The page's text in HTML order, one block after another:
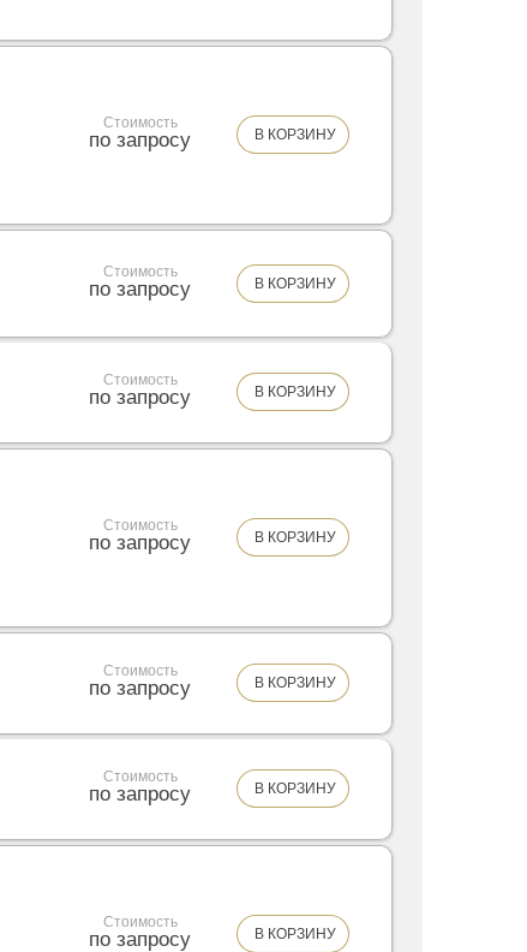
Стоимость
по запросу В КОРЗИНУ
Стоимость
по запросу В КОРЗИНУ
Стоимость
по запросу В КОРЗИНУ
Стоимость
по запросу В КОРЗИНУ
Стоимость
по запросу В КОРЗИНУ
Стоимость
по запросу В КОРЗИНУ
Стоимость
по запросу В КОРЗИНУ